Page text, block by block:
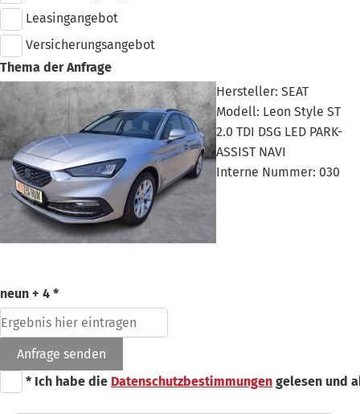
Leasingangebot
Versicherungsangebot
Thema der Anfrage
Hersteller: SEAT
Modell: Leon Style ST
2.0 TDI DSG LED PARK-
ASSIST NAVI
Interne Nummer: 030
neun + 4 *
Anfrage senden
* Ich habe die Datenschutzbestimmungen gelesen und